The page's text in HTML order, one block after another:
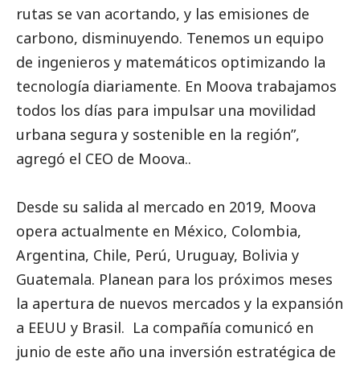
rutas se van acortando, y las emisiones de
carbono, disminuyendo. Tenemos un equipo
de ingenieros y matemáticos optimizando la
tecnología diariamente. En Moova trabajamos
todos los días para impulsar una movilidad
urbana segura y sostenible en la región”,
agregó el CEO de Moova..
Desde su salida al mercado en 2019, Moova
opera actualmente en México, Colombia,
Argentina, Chile, Perú, Uruguay, Bolivia y
Guatemala. Planean para los próximos meses
la apertura de nuevos mercados y la expansión
a EEUU y Brasil. La compañía comunicó en
junio de este año una inversión estratégica de